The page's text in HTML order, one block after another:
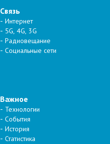
Связь
Интернет
5G, 4G, 3G
Радиовещание
Социальные сети
Важное
Технологии
События
История
Статистика